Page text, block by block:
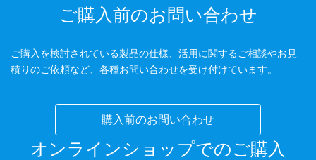
ご購入前のお問い合わせ
ご購入を検討されている製品の仕様、活用に関するご相談やお見
積りのご依頼など、各種お問い合わせを受け付けています。
購入前のお問い合わせ
オンラインショップでのご購入